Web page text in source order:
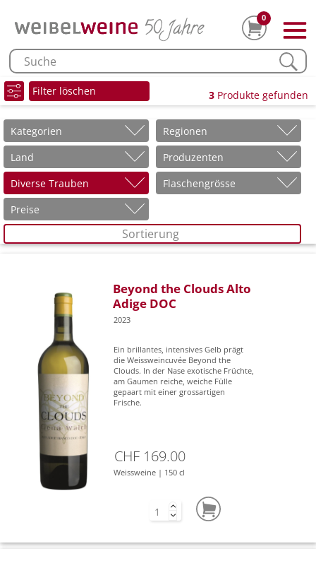
0
Filter löschen 3 Produkte gefunden
Kategorien
Regionen
Land
Produzenten
Diverse Trauben
Flaschengrösse
Preise
Sortierung
Beyond the Clouds Alto
Adige DOC
2023
Ein brillantes, intensives Gelb prägt
die Weissweincuvée Beyond the
Clouds. In der Nase exotische Früchte,
am Gaumen reiche, weiche Fülle
gepaart mit einer grossartigen
Frische.
CHF 169.00
Weissweine | 150 cl